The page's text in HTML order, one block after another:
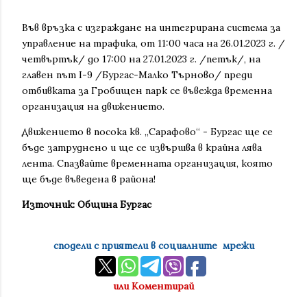
Във връзка с изграждане на интегрирана система за
управление на трафика, от 11:00 часа на 26.01.2023 г. /
четвъртък/ до 17:00 на 27.01.2023 г. /петък/, на
главен път I-9 /Бургас-Малко Търново/ преди
отбивката за Гробищен парк се въвежда временна
организация на движението.
Движението в посока кв. „Сарафово“ - Бургас ще се
бъде затруднено и ще се извършва в крайна лява
лента. Спазвайте временната организация, която
ще бъде въведена в района!
Източник: Община Бургас
сподели с приятели в социалните мрежи
или Коментирай